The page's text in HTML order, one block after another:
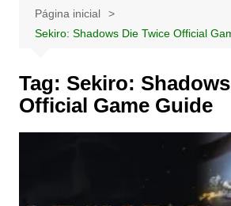
Página inicial
Sekiro: Shadows Die Twice Official
Tag: Sekiro:
Official Game Guide